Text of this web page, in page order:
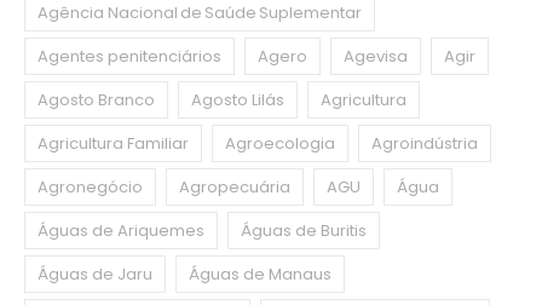
Agência Nacional de Saúde Suplementar
Agentes penitenciários
Agero Agevisa
Agir
Agosto Branco
Agosto Lilás
Agricultura
Agricultura Familiar
Agroecologia
Agroindústria
Agronegócio
Agropecuária AGU
Água
Águas de Ariquemes
Águas de Buritis
Águas de Jaru
Águas de Manaus